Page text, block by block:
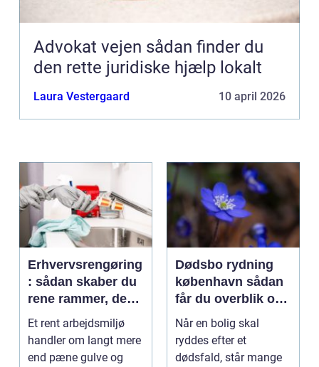
Advokat vejen sådan finder du
den rette juridiske hjælp lokalt
Laura Vestergaard 10 april 2026
Erhvervsrengøring
: sådan skaber du
rene rammer, der
kan mærkes på
bundlinjen
Et rent arbejdsmiljø
handler om langt mere
end pæne gulve og
Dødsbo rydning
københavn sådan
får du overblik og
professionel hjælp
Når en bolig skal
ryddes efter et
dødsfald, står mange